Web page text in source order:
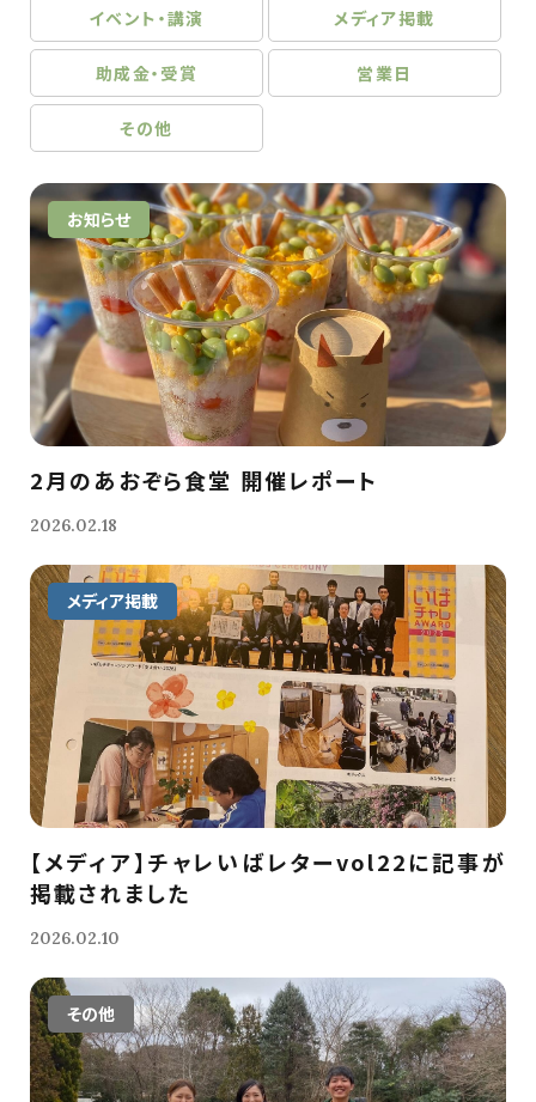
イベント・講演 メディア掲載
助成金・受賞 営業日
その他
お知らせ
2月のあおぞら食堂 開催レポート
2026.02.18
メディア掲載
【メディア】チャレいばレターvol22に記事が
掲載されました
2026.02.10
その他